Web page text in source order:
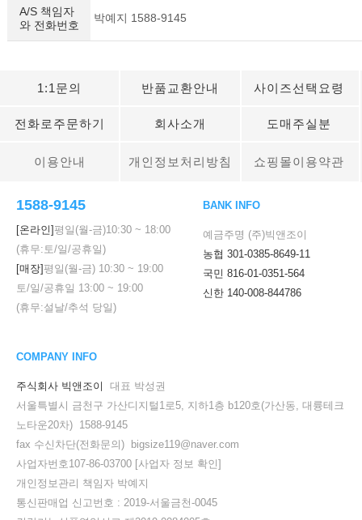
A/S 책임자
와 전화번호
박예지 1588-9145
1:1문의 반품교환안내 사이즈선택요령
전화로주문하기 회사소개 도매주실분
이용안내 개인정보처리방침 쇼핑몰이용약관
1588-9145
[온라인]평일(월-금)10:30 ~ 18:00
(휴무:토/일/공휴일)
[매장]평일(월-금) 10:30 ~ 19:00
토/일/공휴일 13:00 ~ 19:00
(휴무:설날/추석 당일)
BANK INFO
예금주명 (주)빅앤조이
농협 301-0385-8649-11
국민 816-01-0351-564
신한 140-008-844786
COMPANY INFO
주식회사 빅앤조이
대표 박성권
서울특별시 금천구 가산디지털1로5, 지하1층 b120호(가산동, 대륭테크
노타운20차) 1588-9145
fax 수신차단(전화문의) bigsize119@naver.com
사업자번호107-86-03700 [사업자 정보 확인]
개인정보관리 책임자 박예지
통신판매업 신고번호 : 2019-서울금천-0045